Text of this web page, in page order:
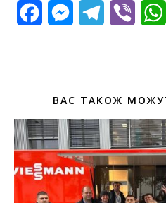
FacebookMessengerTelegram
Viber
ВАС ТАКОЖ